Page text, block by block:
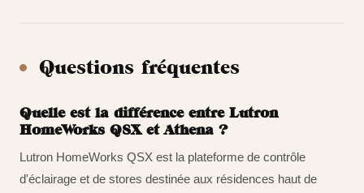
Questions fréquentes
Quelle est la différence entre Lutron
HomeWorks QSX et Athena ?
Lutron HomeWorks QSX est la plateforme de contrôle
d'éclairage et de stores destinée aux résidences haut de